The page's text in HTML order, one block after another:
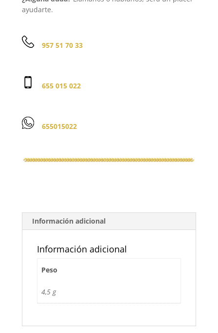
ayudarte.
957 51 70 33
655 015 022
655015022
Información adicional
Información adicional
Peso
4,5 g